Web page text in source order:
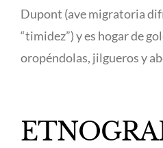
Dupont (ave migratoria
“timidez”) y es hogar de
oropéndolas, jilgueros y